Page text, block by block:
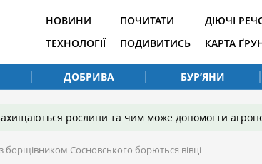
НОВИНИ
ТЕХНОЛОГІЇ
ПОЧИТАТИ
ПОДИВИТИСЬ
ДІЮЧІ
КАРТА
ДОБРИВА БУР’ЯНИ
рослини та чим може допомогти
борщівником Сосновського борються вівці